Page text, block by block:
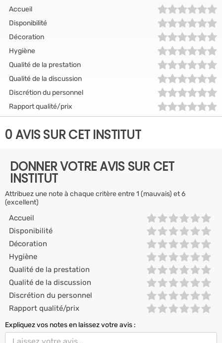
Accueil
Disponibilité
Décoration
Hygiène
Qualité de la prestation
Qualité de la discussion
Discrétion du personnel
Rapport qualité/prix
0 AVIS SUR CET INSTITUT
DONNER VOTRE AVIS SUR CET
INSTITUT
Attribuez une note à chaque critère entre 1 (mauvais) et 6
(excellent)
Accueil
Disponibilité
Décoration
Hygiène
Qualité de la prestation
Qualité de la discussion
Discrétion du personnel
Rapport qualité/prix
Expliquez vos notes en laissez votre avis :